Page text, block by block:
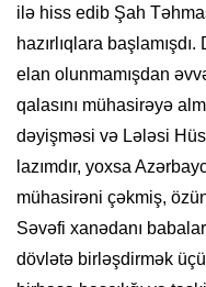
ilə hiss edib Şah
hazırlıqlara
elan olunmamışdan
qalasını mühasirəyə
dəyişməsi və Lələsi
lazımdır, yoxsa
mühasirəni çəkmiş,
Səvəfi xanədanı
dövlətə birləşdirmək